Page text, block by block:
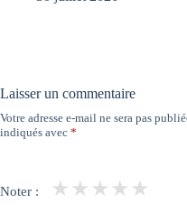
Laisser un commentaire
Votre adresse e-mail ne sera pas
indiqués avec *
Noter : ★
★
★
★
★